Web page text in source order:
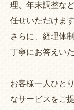
理、年末調整な
任せいただけます
さらに、経理体
丁寧にお答えい
お客様一人ひと
なサービスをご